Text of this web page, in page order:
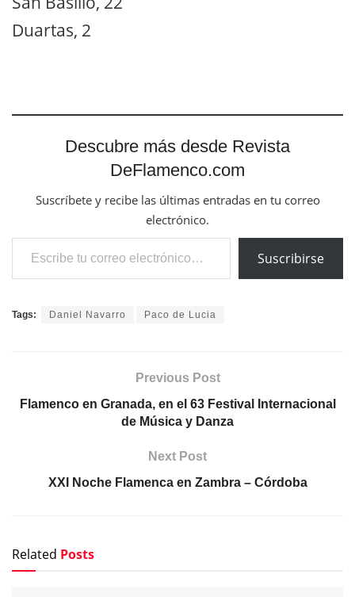
Duartas, 2
Descubre más desde Revista
DeFlamenco.com
Suscríbete y recibe las últimas entradas en tu correo
electrónico.
Escribe tu correo electrónico…
Suscribirse
Tags: Daniel Navarro Paco de Lucia
Previous Post
Flamenco en Granada, en el 63 Festival Internacional
de Música y Danza
Next Post
XXI Noche Flamenca en Zambra – Córdoba
Related Posts